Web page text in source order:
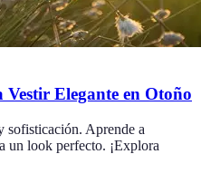
Elegante en Otoño
sofisticación. Aprende a
un look perfecto. ¡Explora